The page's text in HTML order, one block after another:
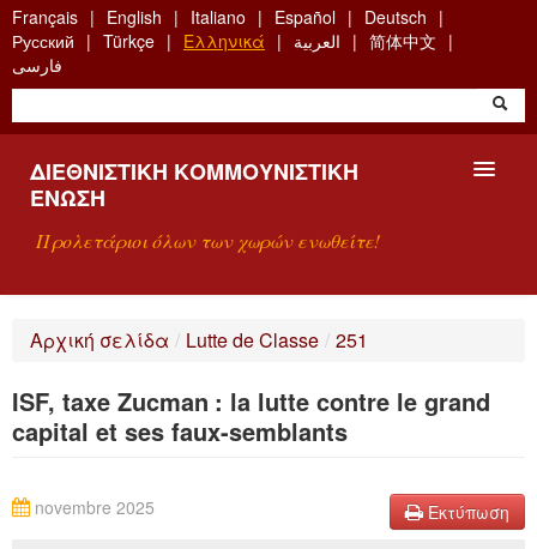
Skip
to
main
content
Français English Italiano Español
Deutsch
Русский
Türkçe Ελληνικά العربية
简体中文
فارسی
ΔΙΕΘΝΙΣΤΙΚΉ ΚΟΜΜΟΥΝΙΣΤΙΚΉ
ΈΝΩΣΗ
Προλετάριοι όλων των χωρών ενωθείτε!
ΑΝΑΖΉΤΗΣΗ
Αρχική σελίδα / Lutte de Classe / 251
ISF, taxe Zucman : la lutte contre le grand
capital et ses faux-semblants
Εκτύπωση
novembre 2025